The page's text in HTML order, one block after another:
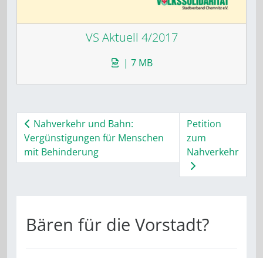
VS Aktuell 4/2017
| 7 MB
Nahverkehr und Bahn:
Vergünstigungen für Menschen
mit Behinderung
Petition
zum
Nahverkehr
Bären für die Vorstadt?